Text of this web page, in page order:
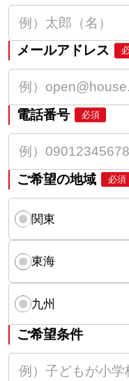
メールアドレス
電話番号 必須
ご希望の地域 必須
関東
東海
九州
ご希望条件